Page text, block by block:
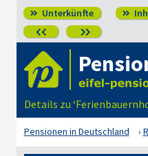
 Unterkünfte 
 
Details zu
Pensionen in Deutschland